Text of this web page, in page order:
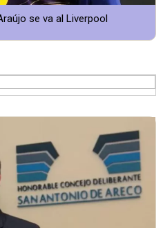
se va al Liverpool